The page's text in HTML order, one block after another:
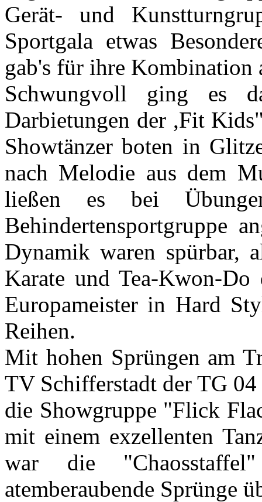
Gerät- und
Sportgala etwas
gab's für ihre Kombination
Schwungvoll ging es
Darbietungen der ,Fit
Showtänzer boten in
nach Melodie aus dem
ließen es bei
Behindertensportgruppe
Dynamik waren spürbar,
Karate und Tea-Kwon-Do
Europameister in Hard
Reihen.
Mit hohen Sprüngen am
TV Schifferstadt der TG
die Showgruppe "Flick
mit einem exzellenten
war die
atemberaubende Sprünge